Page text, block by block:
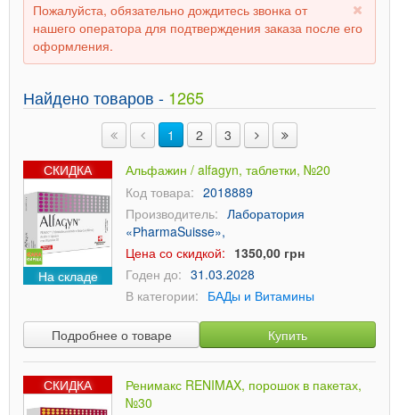
Пожалуйста, обязательно дождитесь звонка от
нашего оператора для подтверждения заказа после его
оформления.
Найдено товаров - 1265
1 2
3
СКИДКА
На складе
Альфажин / alfagyn, таблетки, №20
Код товара: 2018889
Производитель: Лаборатория
«РharmaSuisse»,
Цена со скидкой: 1350,00 грн
Годен до: 31.03.2028
В категории: БАДы и Витамины
Подробнее о товаре Купить
СКИДКА
Ренимакс RENIMAX, порошок в пакетах,
№30